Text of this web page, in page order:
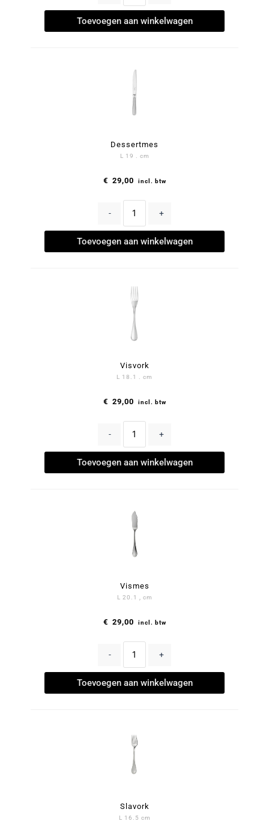
Toevoegen aan winkelwagen
Dessertmes
L 19 . cm
€ 29,00 incl. btw
- +
Toevoegen aan winkelwagen
Visvork
L 18.1 . cm
€ 29,00 incl. btw
- +
Toevoegen aan winkelwagen
Vismes
L 20.1 , cm
€ 29,00 incl. btw
- +
Toevoegen aan winkelwagen
Slavork
L 16.5 cm